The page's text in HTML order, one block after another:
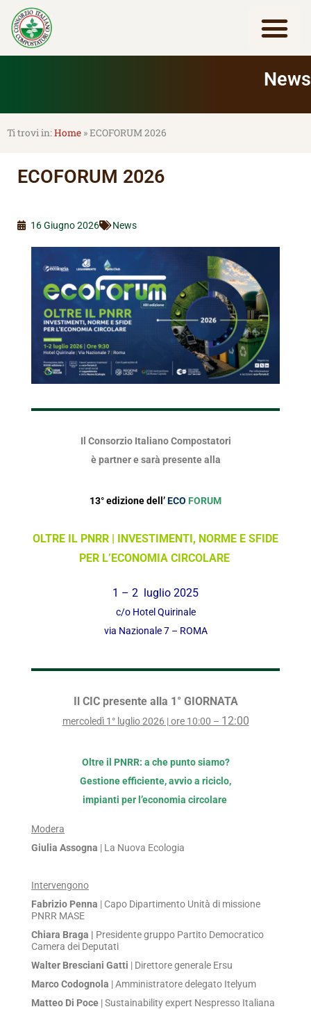
contenuto
News
Home »ECOFORUM 2026
ECOFORUM 2026
16 Giugno 2026 News
Il Consorzio Italiano Compostatori
è partner e sarà presente alla
13° edizione dell’ECO FORUM
OLTRE IL PNRR | INVESTIMENTI, NORME E SFIDE
PER L’ECONOMIA CIRCOLARE
1 – 2 luglio 2025
c/o Hotel Quirinale
via Nazionale 7 – ROMA
Il CIC presente alla 1° GIORNATA
mercoledì 1° luglio 2026 | ore 10:00 – 12:00
Oltre il PNRR: a che punto siamo?
Gestione efficiente, avvio a riciclo,
impianti per l’economia circolare
Modera
Giulia Assogna | La Nuova Ecologia
Intervengono
Fabrizio Penna | Capo Dipartimento Unità di missione
PNRR MASE
Chiara Braga | Presidente gruppo Partito Democratico
Camera dei Deputati
Walter Bresciani Gatti | Direttore generale Ersu
Marco Codognola | Amministratore delegato Itelyum
Matteo Di Poce | Sustainability expert Nespresso Italiana